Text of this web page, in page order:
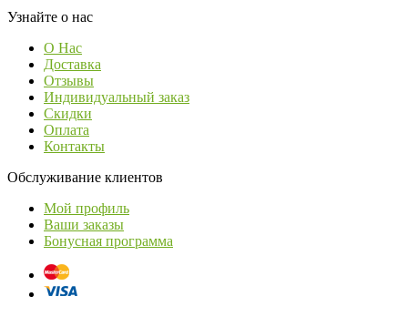
Узнайте о нас
О Нас
Доставка
Отзывы
Индивидуальный заказ
Скидки
Оплата
Контакты
Обслуживание клиентов
Мой профиль
Ваши заказы
Бонусная программа